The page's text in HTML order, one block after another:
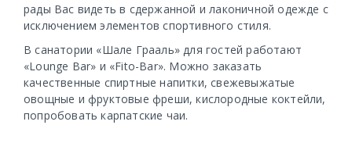
рады Вас видеть в сдержанной и лаконичной одежде с
исключением элементов спортивного стиля.
В санатории «Шале Грааль» для гостей работают
«Lounge Bar» и «Fito-Bar». Можно заказать
качественные спиртные напитки, свежевыжатые
овощные и фруктовые фреши, кислородные коктейли,
попробовать карпатские чаи.